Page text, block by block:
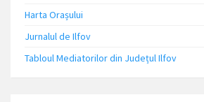
Harta Orașului
Jurnalul de Ilfov
Tabloul Mediatorilor din Județul Ilfov